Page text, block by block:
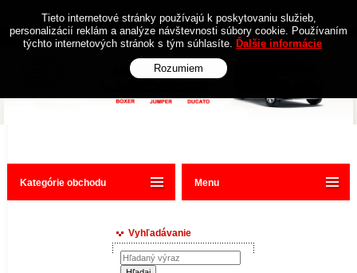
Kategórie obchodu
Vyhľadávanie
Menu
Tieto internetové stránky používajú k poskytovaniu služieb,
personalizácií reklám a analýze návštevnosti súbory cookie. Používaním
týchto internetových stránok s tým súhlasíte. Ďalšie informácie
Rozumiem